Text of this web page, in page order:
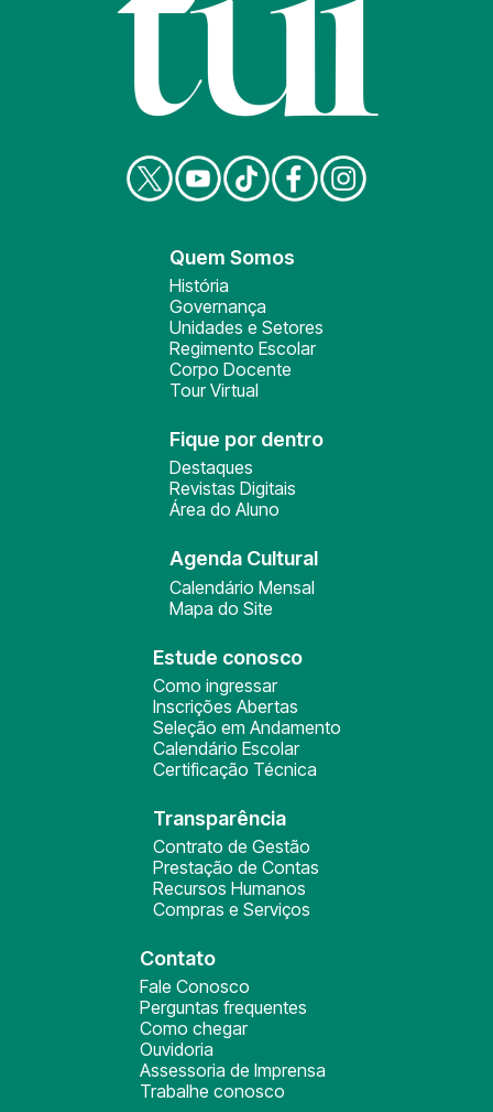
Quem Somos
História
Governança
Unidades e Setores
Regimento Escolar
Corpo Docente
Tour Virtual
Fique por dentro
Destaques
Revistas Digitais
Área do Aluno
Agenda Cultural
Calendário Mensal
Mapa do Site
Estude conosco
Como ingressar
Inscrições Abertas
Seleção em Andamento
Calendário Escolar
Certificação Técnica
Transparência
Contrato de Gestão
Prestação de Contas
Recursos Humanos
Compras e Serviços
Contato
Fale Conosco
Perguntas frequentes
Como chegar
Ouvidoria
Assessoria de Imprensa
Trabalhe conosco